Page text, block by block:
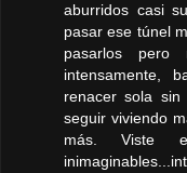
aburridos casi
pasar ese túnel
pasarlos
intensamente,
renacer sola
seguir viviendo
más. Viste